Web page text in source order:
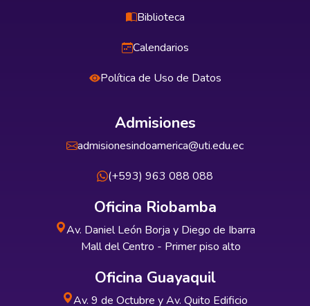
Biblioteca
Calendarios
Política de Uso de Datos
Admisiones
admisionesindoamerica@uti.edu.ec
(+593) 963 088 088
Oficina Riobamba
Av. Daniel León Borja y Diego de Ibarra
Mall del Centro - Primer piso alto
Oficina Guayaquil
Av. 9 de Octubre y Av. Quito Edificio